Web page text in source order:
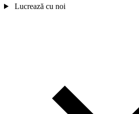
Lucrează cu noi